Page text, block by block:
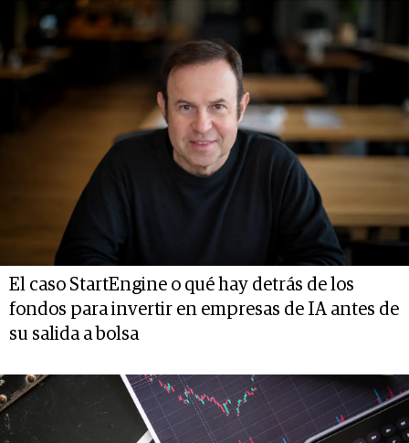
El caso StartEngine o qué hay detrás de los
fondos para invertir en empresas de IA antes de
su salida a bolsa